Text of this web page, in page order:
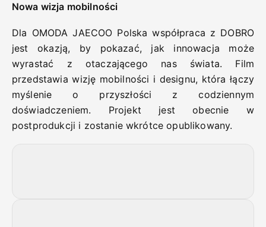
Nowa wizja mobilności
Dla OMODA JAECOO Polska współpraca z DOBRO
jest okazją, by pokazać, jak innowacja może
wyrastać z otaczającego nas świata. Film
przedstawia wizję mobilności i designu, która łączy
myślenie o przyszłości z codziennym
doświadczeniem. Projekt jest obecnie w
postprodukcji i zostanie wkrótce opublikowany.